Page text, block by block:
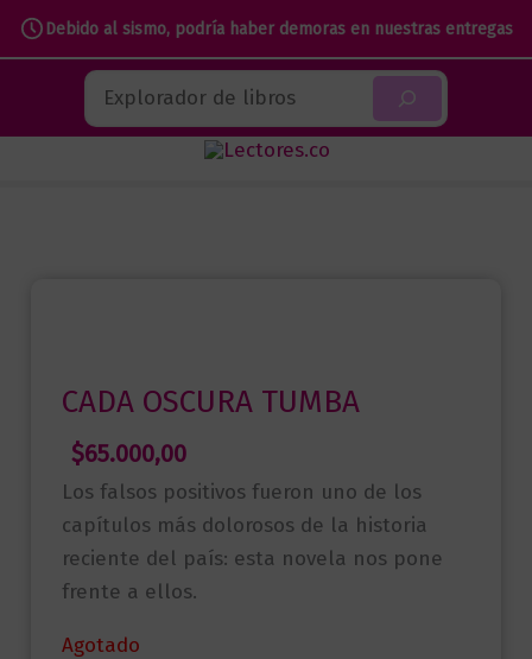
Debido al sismo, podría haber demoras en nuestras entregas
contenido
Buscar
CADA OSCURA TUMBA
$65.000,00
Los falsos positivos fueron uno de los
capítulos más dolorosos de la historia
reciente del país: esta novela nos pone
frente a ellos.
Agotado